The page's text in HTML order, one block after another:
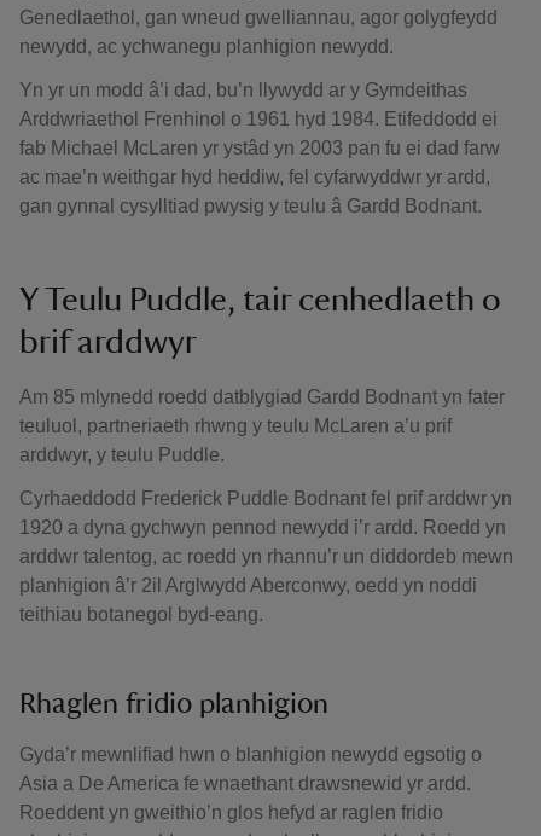
Genedlaethol, gan wneud gwelliannau, agor golygfeydd
newydd, ac ychwanegu planhigion newydd.
Yn yr un modd â’i dad, bu’n llywydd ar y Gymdeithas
Arddwriaethol Frenhinol o 1961 hyd 1984. Etifeddodd ei
fab Michael McLaren yr ystâd yn 2003 pan fu ei dad farw
ac mae’n weithgar hyd heddiw, fel cyfarwyddwr yr ardd,
gan gynnal cysylltiad pwysig y teulu â Gardd Bodnant.
Y Teulu Puddle, tair cenhedlaeth o
brif arddwyr
Am 85 mlynedd roedd datblygiad Gardd Bodnant yn fater
teuluol, partneriaeth rhwng y teulu McLaren a’u prif
arddwyr, y teulu Puddle.
Cyrhaeddodd Frederick Puddle Bodnant fel prif arddwr yn
1920 a dyna gychwyn pennod newydd i’r ardd. Roedd yn
arddwr talentog, ac roedd yn rhannu’r un diddordeb mewn
planhigion â’r 2il Arglwydd Aberconwy, oedd yn noddi
teithiau botanegol byd-eang.
Rhaglen fridio planhigion
Gyda’r mewnlifiad hwn o blanhigion newydd egsotig o
Asia a De America fe wnaethant drawsnewid yr ardd.
Roeddent yn gweithio’n glos hefyd ar raglen fridio